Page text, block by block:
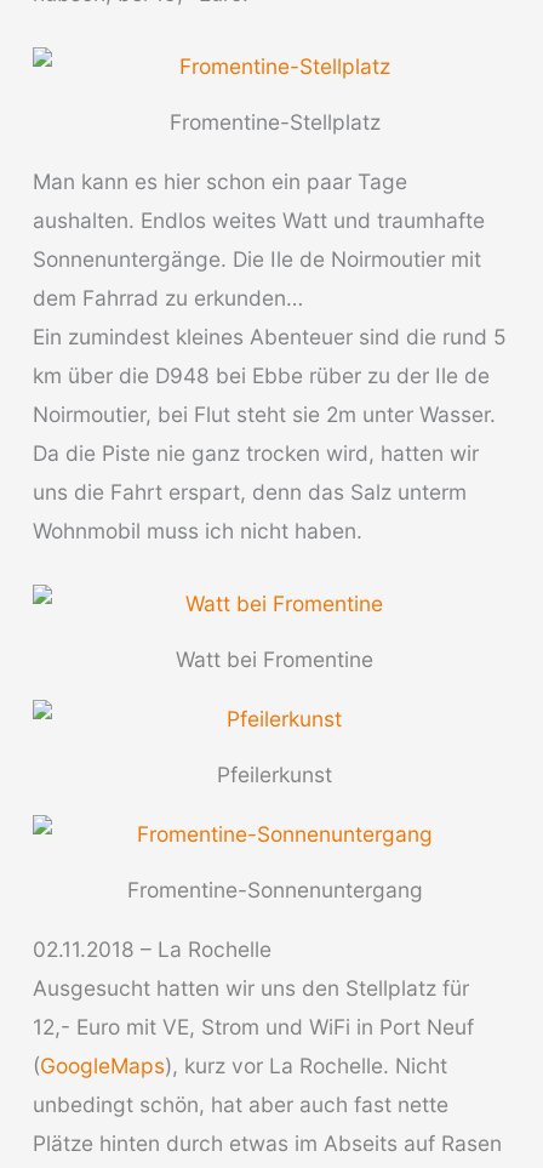
Fromentine-Stellplatz
Man kann es hier schon ein paar Tage
aushalten. Endlos weites Watt und traumhafte
Sonnenuntergänge. Die Ile de Noirmoutier mit
dem Fahrrad zu erkunden…
Ein zumindest kleines Abenteuer sind die rund 5
km über die D948 bei Ebbe rüber zu der Ile de
Noirmoutier, bei Flut steht sie 2m unter Wasser.
Da die Piste nie ganz trocken wird, hatten wir
uns die Fahrt erspart, denn das Salz unterm
Wohnmobil muss ich nicht haben.
Watt bei Fromentine
Pfeilerkunst
Fromentine-Sonnenuntergang
02.11.2018 – La Rochelle
Ausgesucht hatten wir uns den Stellplatz für
12,- Euro mit VE, Strom und WiFi in Port Neuf
(GoogleMaps), kurz vor La Rochelle. Nicht
unbedingt schön, hat aber auch fast nette
Plätze hinten durch etwas im Abseits auf Rasen